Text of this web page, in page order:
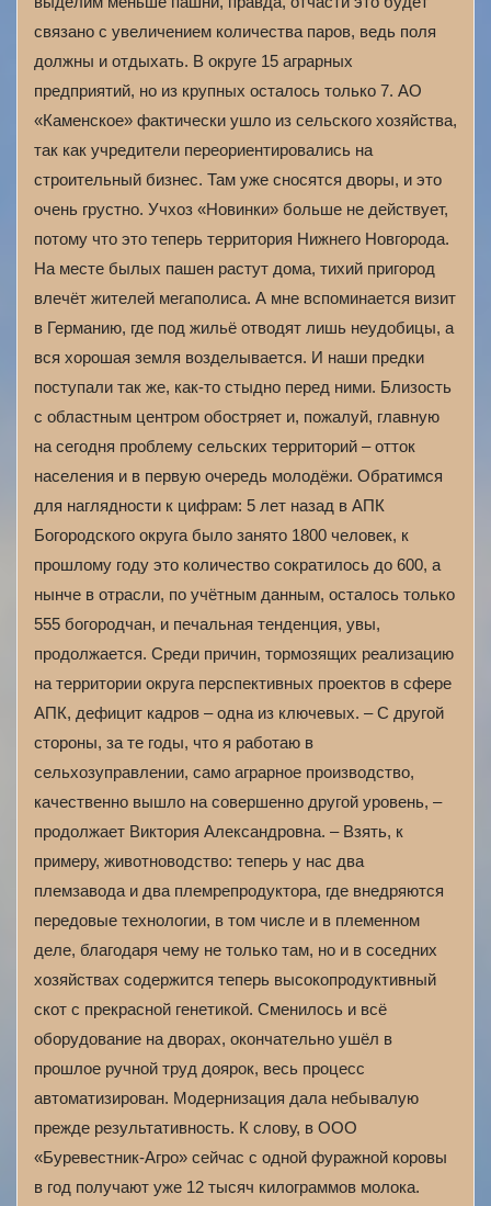
связано с увеличением количества паров, ведь поля
должны и отдыхать. В округе 15 аграрных
предприятий, но из крупных осталось только 7. АО
«Каменское» фактически ушло из сельского хозяйства,
так как учредители переориентировались на
строительный бизнес. Там уже сносятся дворы, и это
очень грустно. Учхоз «Новинки» больше не действует,
потому что это теперь территория Нижнего Новгорода.
На месте былых пашен растут дома, тихий пригород
влечёт жителей мегаполиса. А мне вспоминается визит
в Германию, где под жильё отводят лишь неудобицы, а
вся хорошая земля возделывается. И наши предки
поступали так же, как-то стыдно перед ними. Близость
с областным центром обостряет и, пожалуй, главную
на сегодня проблему сельских территорий – отток
населения и в первую очередь молодёжи. Обратимся
для наглядности к цифрам: 5 лет назад в АПК
Богородского округа было занято 1800 человек, к
прошлому году это количество сократилось до 600, а
нынче в отрасли, по учётным данным, осталось только
555 богородчан, и печальная тенденция, увы,
продолжается. Среди причин, тормозящих реализацию
на территории округа перспективных проектов в сфере
АПК, дефицит кадров – одна из ключевых. – С другой
стороны, за те годы, что я работаю в
сельхозуправлении, само аграрное производство,
качественно вышло на совершенно другой уровень, –
продолжает Виктория Александровна. – Взять, к
примеру, животноводство: теперь у нас два
племзавода и два племрепродуктора, где внедряются
передовые технологии, в том числе и в племенном
деле, благодаря чему не только там, но и в соседних
хозяйствах содержится теперь высокопродуктивный
скот с прекрасной генетикой. Сменилось и всё
оборудование на дворах, окончательно ушёл в
прошлое ручной труд доярок, весь процесс
автоматизирован. Модернизация дала небывалую
прежде результативность. К слову, в ООО
«Буревестник-Агро» сейчас с одной фуражной коровы
в год получают уже 12 тысяч килограммов молока.